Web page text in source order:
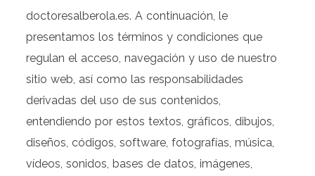
doctoresalberola.es. A continuación, le
presentamos los términos y condiciones que
regulan el acceso, navegación y uso de nuestro
sitio web, así como las responsabilidades
derivadas del uso de sus contenidos,
entendiendo por estos textos, gráficos, dibujos,
diseños, códigos, software, fotografías, música,
vídeos, sonidos, bases de datos, imágenes,